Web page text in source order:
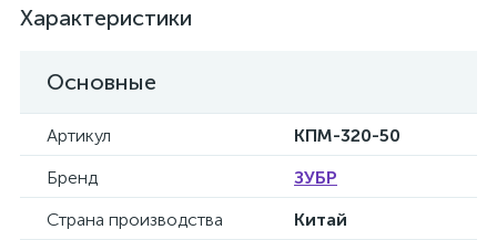
Характеристики
Основные
Артикул
КПМ-320-50
Бренд
ЗУБР
Страна производства
Китай